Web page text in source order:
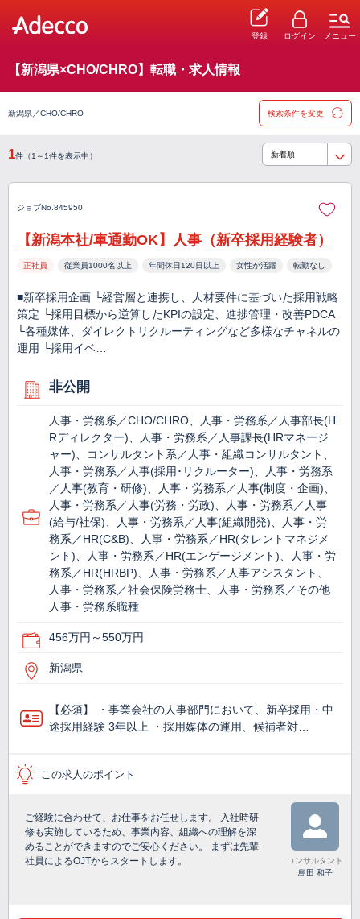
登録 ログイン メニュー
【新潟県×CHO/CHRO】転職・求人情報
新潟県／CHO/CHRO 検索条件を変更
1件（1～1件を表示中）
ジョブNo.845950
【新潟本社/車通勤OK】人事（新卒採用経験者）
正社員 従業員1000名以上 年間休日120日以上 女性が活躍 転勤なし
■新卒採用企画 └経営層と連携し、人材要件に基づいた採用戦略
策定 └採用目標から逆算したKPIの設定、進捗管理・改善PDCA
└各種媒体、ダイレクトリクルーティングなど多様なチャネルの
運用 └採用イベ…
非公開
人事・労務系／CHO/CHRO、人事・労務系／人事部長(H
Rディレクター)、人事・労務系／人事課長(HRマネージ
ャー)、コンサルタント系／人事・組織コンサルタント、
人事・労務系／人事(採用･リクルーター)、人事・労務系
／人事(教育・研修)、人事・労務系／人事(制度・企画)、
人事・労務系／人事(労務・労政)、人事・労務系／人事
(給与/社保)、人事・労務系／人事(組織開発)、人事・労
務系／HR(C&B)、人事・労務系／HR(タレントマネジメ
ント)、人事・労務系／HR(エンゲージメント)、人事・労
務系／HR(HRBP)、人事・労務系／人事アシスタント、
人事・労務系／社会保険労務士、人事・労務系／その他
人事・労務系職種
456万円～550万円
新潟県
【必須】 ・事業会社の人事部門において、新卒採用・中
途採用経験 3年以上 ・採用媒体の運用、候補者対…
この求人のポイント
ご経験に合わせて、お仕事をお任せします。 入社時研
修も実施しているため、事業内容、組織への理解を深
めることができますのでご安心ください。 まずは先輩
社員によるOJTからスタートします。
コンサルタント
島田 和子